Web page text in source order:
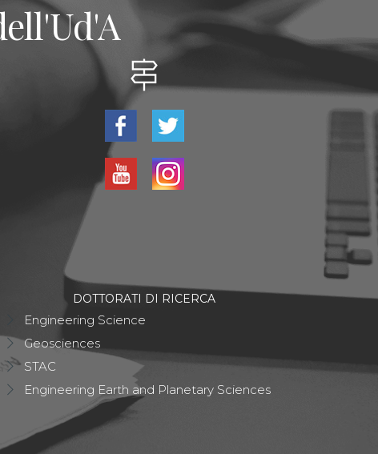
DOTTORATI DI RICERCA
Engineering Science
Geosciences
STAC
Engineering Earth and Planetary Sciences